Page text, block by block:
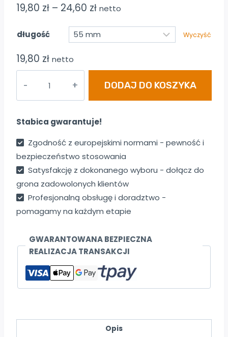
19,80 zł – 24,60 złZakres
od
do
24,60 zł
netto
długość Wyczyść
19,80 zł netto
STABICA
FIX
WKRĘTY
MONTAŻOWE
100
SZT.
DODAJ DO KOSZYKA
Stabica gwarantuje!
Zgodność z europejskimi normami - pewność i
bezpieczeństwo stosowania
Satysfakcję z dokonanego wyboru - dołącz do
grona zadowolonych klientów
Profesjonalną obsługę i doradztwo -
pomagamy na każdym etapie
GWARANTOWANA BEZPIECZNA
REALIZACJA TRANSAKCJI
Opis